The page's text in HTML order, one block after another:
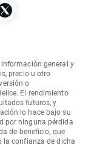
general y
precio u otro
o
El rendimiento
futuros, y
lo hace bajo su
por ninguna pérdida
de beneficio, que
la confianza de dicha